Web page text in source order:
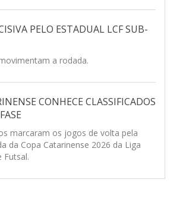
PELO ESTADUAL LCF SUB-
a rodada.
CONHECE CLASSIFICADOS
marcaram os jogos de volta pela
da Copa Catarinense 2026 da Liga
Futsal.